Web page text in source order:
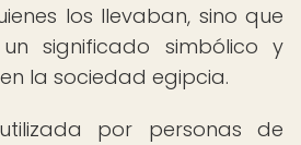
los llevaban, sino que
significado simbólico y
la sociedad egipcia.
por personas de